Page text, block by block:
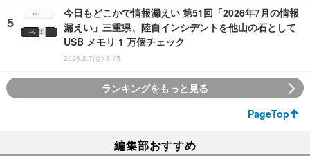
今日もどこかで情報漏えい 第51回「2026年7月の情報
漏えい」三重県、陸自インシデントを他山の石として
USB メモリ 1 万個チェック
2026.8.7(金) 8:15
ランキングをもっと見る
PageTop
編集部おすすめ